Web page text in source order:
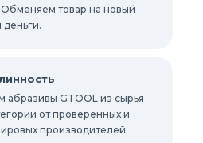
Обменяем товар на новый
абразивы GTOOL из сырья
от проверенных и
производителей.